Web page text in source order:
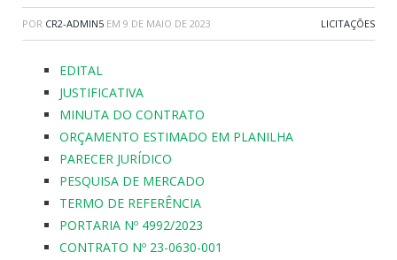
POR CR2-ADMIN5 EM 9 DE MAIO DE 2023 LICITAÇÕES
EDITAL
JUSTIFICATIVA
MINUTA DO CONTRATO
ORÇAMENTO ESTIMADO EM PLANILHA
PARECER JURÍDICO
PESQUISA DE MERCADO
TERMO DE REFERÊNCIA
PORTARIA Nº 4992/2023
CONTRATO Nº 23-0630-001